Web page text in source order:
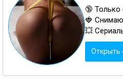
🔞 Только
🍓
💥
Открыть